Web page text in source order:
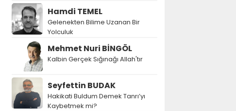
Hamdi TEMEL
Gelenekten Bilime Uzanan Bir
Yolculuk
Mehmet Nuri BİNGÖL
Kalbin Gerçek Sığınağı Allah'tır
Seyfettin BUDAK
Hakikati Buldum Demek Tanrı’yı
Kaybetmek mi?